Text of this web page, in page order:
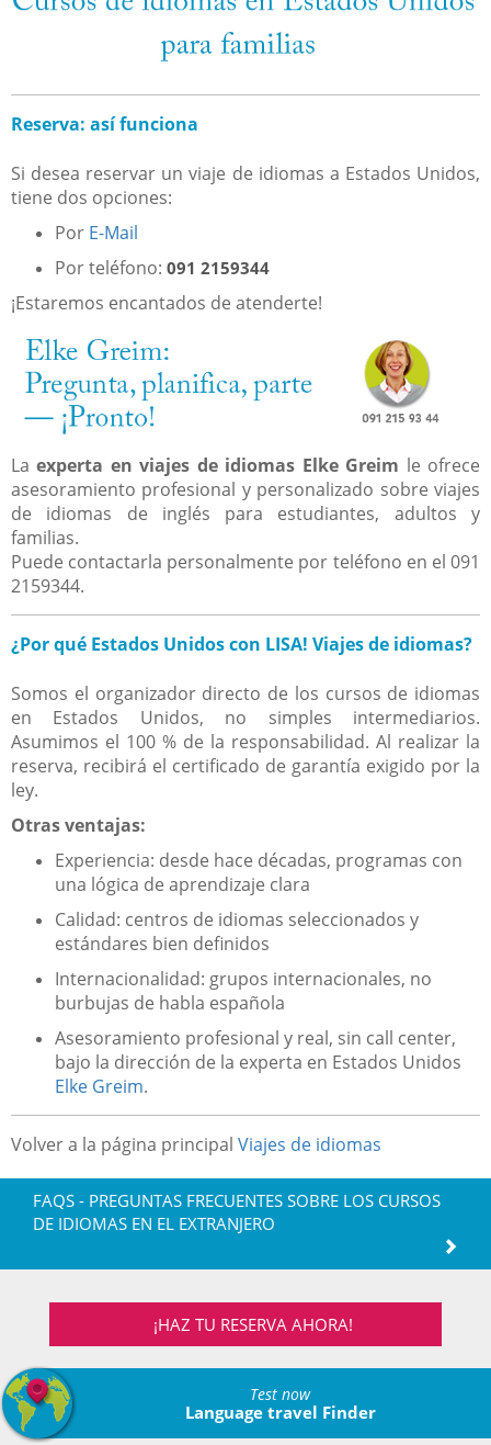
Reserva: así funciona
Si desea reservar un viaje de idiomas a Estados Unidos,
tiene dos opciones:
Por E-Mail
Por teléfono: 091 2159344
¡Estaremos encantados de atenderte!
Laexperta en viajes de idiomas Elke Greim le ofrece
asesoramiento profesional y personalizado sobre viajes
de idiomas de inglés para estudiantes, adultos y
familias.
Puede contactarla personalmente por teléfono en el 091
2159344.
¿Por qué Estados Unidos con LISA! Viajes de idiomas?
Somos el organizador directo de los cursos de idiomas
en Estados Unidos, no simples intermediarios.
Asumimos el 100 % de la responsabilidad. Al realizar la
reserva, recibirá el certificado de garantía exigido por la
ley.
Otras ventajas:
Experiencia: desde hace décadas, programas con
una lógica de aprendizaje clara
Calidad: centros de idiomas seleccionados y
estándares bien definidos
Internacionalidad: grupos internacionales, no
burbujas de habla española
Asesoramiento profesional y real, sin call center,
bajo la dirección de la experta en Estados Unidos
Elke Greim.
Volver a la página principal Viajes de idiomas
FAQS - PREGUNTAS FRECUENTES SOBRE LOS CURSOS
DE IDIOMAS EN EL EXTRANJERO
¡HAZ TU RESERVA AHORA!
Test now
Language travel Finder